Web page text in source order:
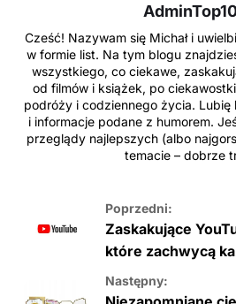
Cześć! Nazywam się Michał i
w formie list. Na tym blogu
wszystkiego, co ciekawe,
od filmów i książek, po
podróży i codziennego życia.
i informacje podane z humorem.
przeglądy najlepszych (albo
temacie – dobrze
Poprzedni:
Zaskakujące
które zachwycą
Następny: